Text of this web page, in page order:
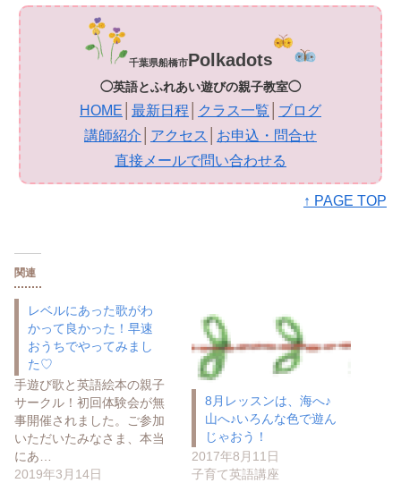
千葉県船橋市Polkadots
◯英語とふれあい遊びの親子教室◯
HOME 最新日程 クラス一覧
ブログ
講師紹介
アクセス
お申込・問合せ
直接メールで問い合わせる
↑ PAGE TOP
関連
レベルにあった歌がわ
かって良かった！早速
おうちでやってみまし
た♡
手遊び歌と英語絵本の親子
サークル！初回体験会が無
事開催されました。ご参加
いただいたみなさま、本当
にあ…
2019年3月14日
8月レッスンは、海へ♪
山へ♪いろんな色で遊ん
じゃおう！
2017年8月11日
子育て英語講座